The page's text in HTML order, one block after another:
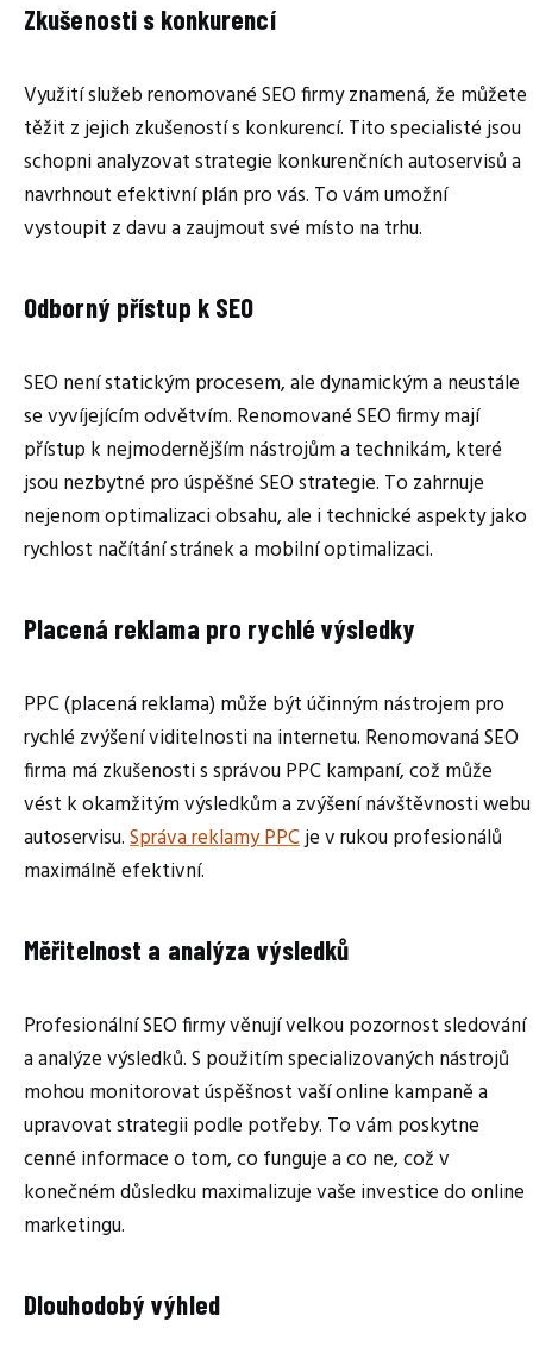
Zkušenosti s konkurencí
Využití služeb renomované SEO firmy znamená, že můžete
těžit z jejich zkušeností s konkurencí. Tito specialisté jsou
schopni analyzovat strategie konkurenčních autoservisů a
navrhnout efektivní plán pro vás. To vám umožní
vystoupit z davu a zaujmout své místo na trhu.
Odborný přístup k SEO
SEO není statickým procesem, ale dynamickým a neustále
se vyvíjejícím odvětvím. Renomované SEO firmy mají
přístup k nejmodernějším nástrojům a technikám, které
jsou nezbytné pro úspěšné SEO strategie. To zahrnuje
nejenom optimalizaci obsahu, ale i technické aspekty jako
rychlost načítání stránek a mobilní optimalizaci.
Placená reklama pro rychlé výsledky
PPC (placená reklama) může být účinným nástrojem pro
rychlé zvýšení viditelnosti na internetu. Renomovaná SEO
firma má zkušenosti s správou PPC kampaní, což může
vést k okamžitým výsledkům a zvýšení návštěvnosti webu
autoservisu.Správa reklamy PPCje v rukou profesionálů
maximálně efektivní.
Měřitelnost a analýza výsledků
Profesionální SEO firmy věnují velkou pozornost sledování
a analýze výsledků. S použitím specializovaných nástrojů
mohou monitorovat úspěšnost vaší online kampaně a
upravovat strategii podle potřeby. To vám poskytne
cenné informace o tom, co funguje a co ne, což v
konečném důsledku maximalizuje vaše investice do online
marketingu.
Dlouhodobý výhled